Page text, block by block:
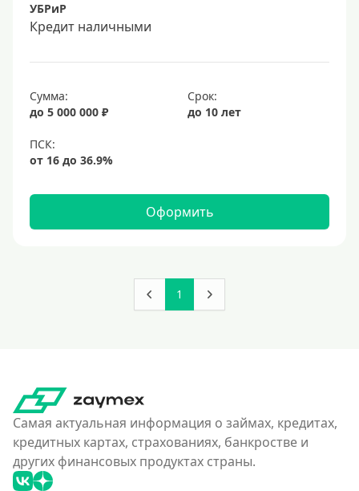
УБРиР
Кредит наличными
Сумма:
до 5 000 000 ₽
Срок:
до 10 лет
Оформить
1
Самая актуальная информация о займах, кредитах,
кредитных картах, страхованиях, банкростве и
других финансовых продуктах страны.